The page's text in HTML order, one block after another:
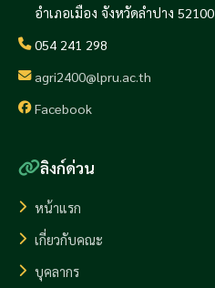
อำเภอเมือง จังหวัดลำปาง 52100
054 241 298
agri2400@lpru.ac.th
Facebook
ลิงก์ด่วน
หน้าแรก
เกี่ยวกับคณะ
บุคลากร